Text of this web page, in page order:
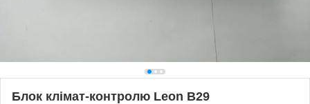
Блок клімат-контролю Leon B29